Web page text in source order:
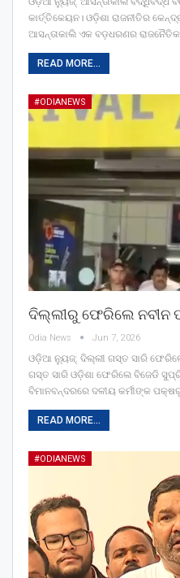
କାର୍ତ୍ତିକେୟନ। ଓଡ଼ିଶା ରାଜନୀତିର
ଆସନ୍ତାକାଲି ଏକ ବଡ଼ଧରଣର
READ MORE...
#ODIANEWS
ଦିଲ୍ଲୀରୁ ଫେରିଲେ ନବୀନ
Odia News Jun 7, 2026
ଓଡ଼ିଆ ନ୍ୟୁଜ୍: ଦିଲ୍ଲୀ ଗସ୍ତ ସାରି
ଗସ୍ତ ସାରି ଓଡ଼ିଶା ଫେରିଲେ ବିଜେଡି
ବିମାନବନ୍ଦରରେ ଦଳୀୟ କର୍ମୀଙ୍କ
READ MORE...
#ODIANEWS